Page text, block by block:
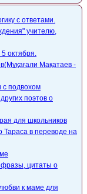
с ответами.
учителю,
октября.
Мақатаев -
с подвохом
поэтов о
для школьников
Тараса в переводе на
фразы, цитаты о
к маме для